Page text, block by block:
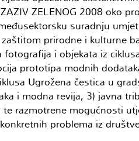
ZELENOG 2008 oko
suradnju
prirodne i kulturne
i objekata iz
prototipa modnih
Ugrožena čestica u
i modna revija, 3) javna
razmotrene mogućnosti
problema iz